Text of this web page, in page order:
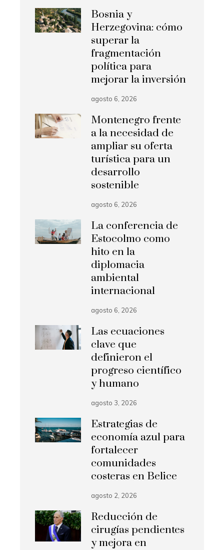
Bosnia y
Herzegovina: cómo
superar la
fragmentación
política para
mejorar la inversión
agosto 6, 2026
Montenegro frente
a la necesidad de
ampliar su oferta
turística para un
desarrollo
sostenible
agosto 6, 2026
La conferencia de
Estocolmo como
hito en la
diplomacia
ambiental
internacional
agosto 6, 2026
Las ecuaciones
clave que
definieron el
progreso científico
y humano
agosto 3, 2026
Estrategias de
economía azul para
fortalecer
comunidades
costeras en Belice
agosto 2, 2026
Reducción de
cirugías pendientes
y mejora en